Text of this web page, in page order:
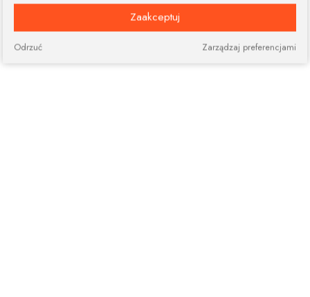
Zaakceptuj
Zarządzaj preferencjami
Odrzuć